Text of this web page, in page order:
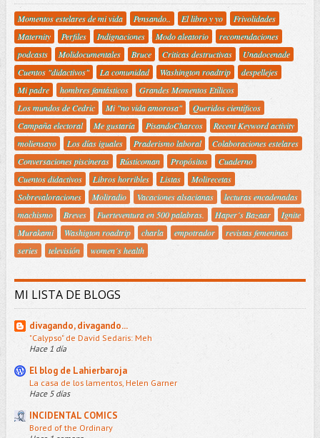
Momentos estelares de mi vida Pensando.. El libro y yo
Frivolidades
Maternity
Perfiles Indignaciones Modo aleatorio
recomendaciones
podcasts
Molidocumentales Bruce Criticas destructivas
Unadocenade
Cuentos "didactivos"
La comunidad Washington roadtrip
despellejes
Mi padre
hombres fantásticos
Grandes Momentos Etílicos
Los mundos de Cedric
Mi "no vida amorosa"
Queridos científicos
Campaña electoral
Me gustaría PisandoCharcos
Recent Keyword activity
moliensayo
Los días iguales Praderismo laboral
Colaboraciones estelares
Conversaciones piscineras
Rústicoman Propósitos
Cuaderno
Cuentos didactivos
Libros horribles Listas
Molirecetas
Sobrevaloraciones
Moliradio Vacaciones alsacianas
lecturas encadenadas
machismo
Breves Fuerteventura en 500 palabras. Haper´s Bazaar
Ignite
Murakami
Washigton roadtrip charla empotrador
revistas femeninas
series
televisión women´s health
MI LISTA DE BLOGS
divagando, divagando...
"Calypso" de David Sedaris: Meh
Hace 1 día
El blog de Lahierbaroja
La casa de los lamentos, Helen Garner
Hace 5 días
INCIDENTAL COMICS
Bored of the Ordinary